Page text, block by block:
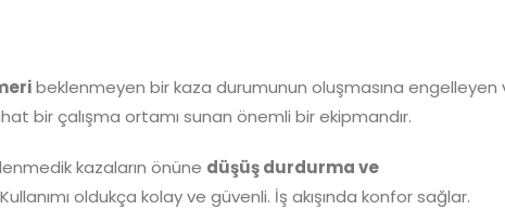
beklenmeyen bir kaza durumunun oluşmasına engelleyen
bir çalışma ortamı sunan önemli bir ekipmandır.
kazaların önüne düşüş durdurma ve
oldukça kolay ve güvenli. İş akışında konfor sağlar.